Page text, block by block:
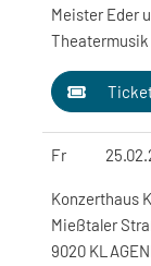
Meister Eder
Theatermusik
Fr
Konzerthaus
Mießtaler
9020